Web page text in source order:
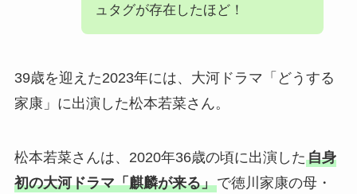
ュタグが存在したほど！
39歳を迎えた2023年には、大河ドラマ「どうする
家康」に出演した松本若菜さん。
松本若菜さんは、2020年36歳の頃に出演した自身
初の大河ドラマ「麒麟が来る」で徳川家康の母・